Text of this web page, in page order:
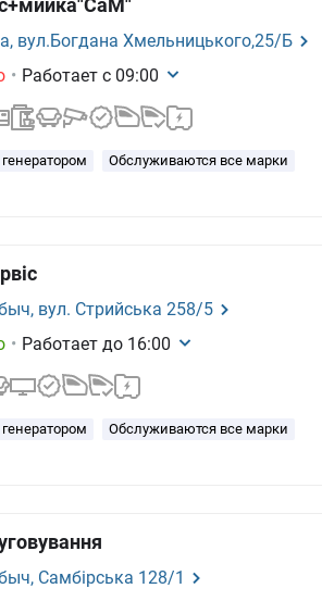
вул.Богдана Хмельницького,25/Б
• Работает с 09:00
Обслуживаются все марки
вул. Стрийська 258/5
• Работает до 16:00
Обслуживаются все марки
Самбірська 128/1